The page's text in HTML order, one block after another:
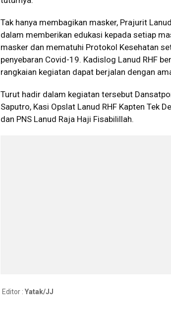
Tak hanya membagikan masker, Prajurit
dalam memberikan edukasi kepada setiap
masker dan mematuhi Protokol Kesehatan
penyebaran Covid-19. Kadislog Lanud RHF
rangkaian kegiatan dapat berjalan dengan
Turut hadir dalam kegiatan tersebut
Saputro, Kasi Opslat Lanud RHF Kapten Tek
dan PNS Lanud Raja Haji Fisabilillah.
Editor : Yatak/JJ